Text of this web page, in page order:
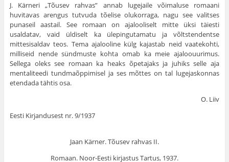
J. Kärneri „Tõusev rahvas” annab lugejaile võimaluse romaani
huvitavas arengus tutvuda tõelise olukorraga, nagu see valitses
punaseil aastail. See romaan on ajalooliselt mitte üksi täiesti
usaldatav, vaid üldiselt ka ülepingutamatu ja võltstendentse
mittesisaldav teos. Tema ajalooline külg kajastab neid vaatekohti,
milliseid nende sündmuste kohta omab ka meie ajaloouurimus.
Sellega oleks see romaan ka heaks õpetajaks ja juhiks selle aja
mentaliteedi tundmaõppimisel ja ses mõttes on tal lugejaskonnas
etendada tähtis osa.
O. Liiv
Eesti Kirjandusest nr. 9/1937
Jaan Kärner. Tõusev rahvas II.
Romaan. Noor-Eesti kirjastus Tartus, 1937.